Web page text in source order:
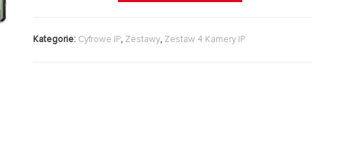
Kategorie: Cyfrowe IP, Zestawy, Zestaw 4 Kamery IP